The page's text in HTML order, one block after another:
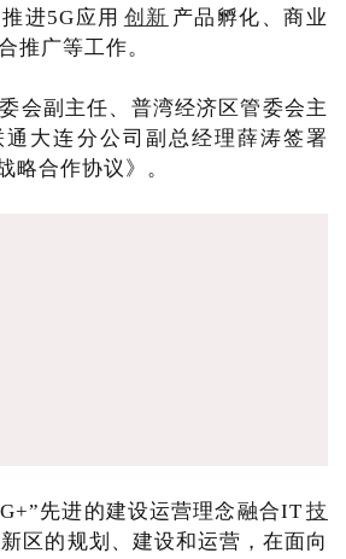
进5G应用 创新 产品孵化、商业
推广等工作。
会副主任、普湾经济区管委会主
大连分公司副总经理薛涛签署
略合作协议》。
先进的建设运营理念融合IT技
区的规划、建设和运营，在面向